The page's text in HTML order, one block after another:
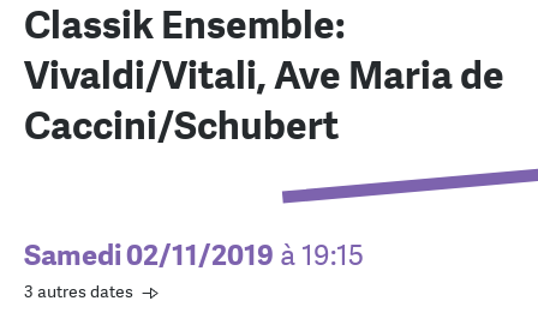
Classik Ensemble:
Vivaldi/Vitali, Ave Maria de
Caccini/Schubert
Samedi 02/11/2019 à 19:15
3 autres dates